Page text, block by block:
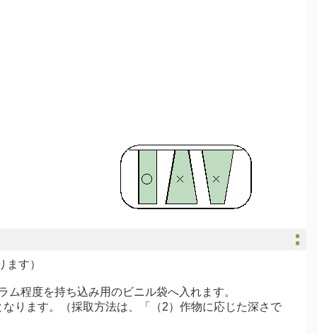
す）
程度を持ち込み用のビニル袋へ入れます。
ります。（採取方法は、「（2）作物に応じた深さで